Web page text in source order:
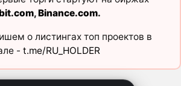
,Binance.com.
о листингах топ проектов в
- t.me/RU_HOLDER